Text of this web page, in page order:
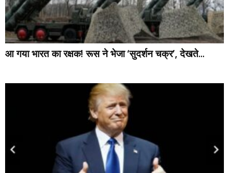
आ गया भारत का रक्षक! रूस ने भेजा ‘सुदर्शन चक्र’, देखते...